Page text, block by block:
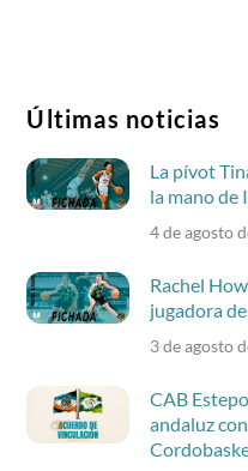
Últimas noticias
La pívot
la mano de
4 de agosto
Rachel
jugadora
3 de agosto
CAB
andaluz